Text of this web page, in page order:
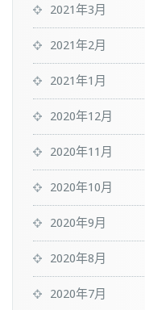
2021年3月
2021年2月
2021年1月
2020年12月
2020年11月
2020年10月
2020年9月
2020年8月
2020年7月